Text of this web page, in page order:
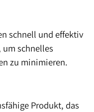
schnell und effektiv
schnelles
zu minimieren.
Produkt, das